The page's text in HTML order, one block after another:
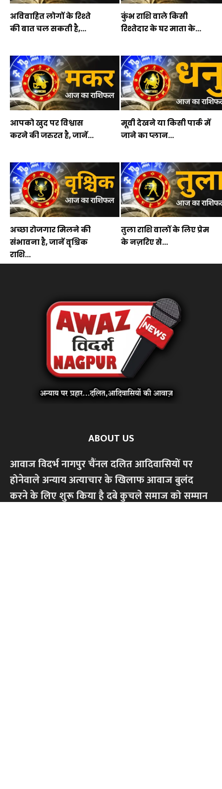
अविवाहित लोगों के रिश्ते
की बात चल सकती है,...
कुंभ राशि वाले किसी
रिश्तेदार के घर माता के...
आपको खुद पर विश्वास
करने की जरुरत है, जानें...
मूवी देखने या किसी पार्क में
जाने का प्लान...
अच्छा रोजगार मिलने की
संभावना है, जानें वृश्चिक
राशि...
तुला राशि वालों के लिए प्रेम
के नज़रिए से...
ABOUT US
आवाज विदर्भ नागपुर चैंनल दलित आदिवासियों पर
होनेवाले अन्याय अत्याचार के खिलाफ आवाज बुलंद
करने के लिए शुरू किया है दबे कुचले समाज को सम्मान